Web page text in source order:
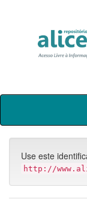
Skip
Use este
http://